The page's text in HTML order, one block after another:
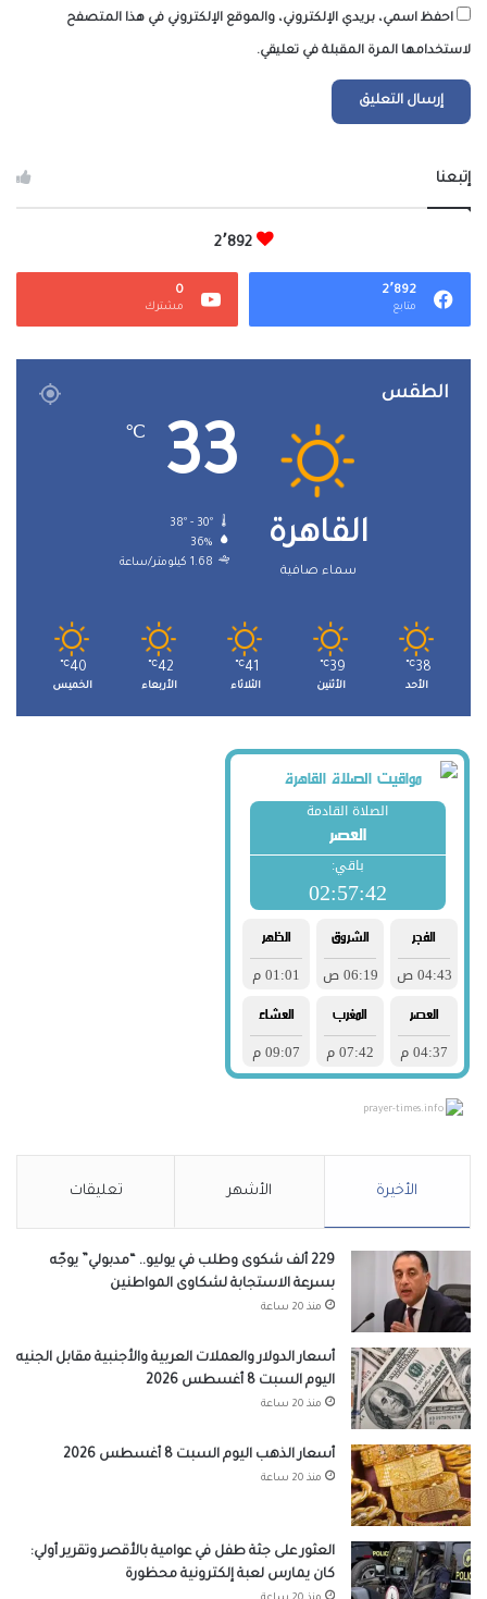
احفظ اسمي، بريدي الإلكتروني، والموقع الإلكتروني في هذا المتصفح
لاستخدامها المرة المقبلة في تعليقي.
إتبعنا
2٬892
2٬892
متابع
0
مشترك
الطقس
القاهرة
سماء صافية
33
℃
38º - 30º
36%
1.68 كيلومتر/ساعة
38
℃
الأحد
39
℃
الأثنين
41
℃
الثلاثاء
42
℃
الأربعاء
40
℃
الخميس
prayer-times.info
الأخيرة الأشهر تعليقات
229 ألف شكوى وطلب في يوليو.. “مدبولي” يوجّه
بسرعة الاستجابة لشكاوى المواطنين
منذ 20 ساعة
أسعار الدولار والعملات العربية والأجنبية مقابل الجنيه
اليوم السبت 8 أغسطس 2026
منذ 20 ساعة
أسعار الذهب اليوم السبت 8 أغسطس 2026
منذ 20 ساعة
العثور على جثة طفل في عوامية بالأقصر وتقرير أولي:
كان يمارس لعبة إلكترونية محظورة